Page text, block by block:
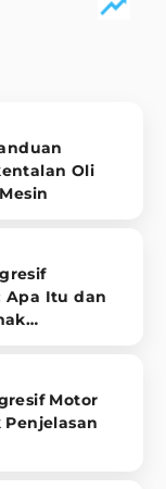
Oli
Apa Itu dan
Motor